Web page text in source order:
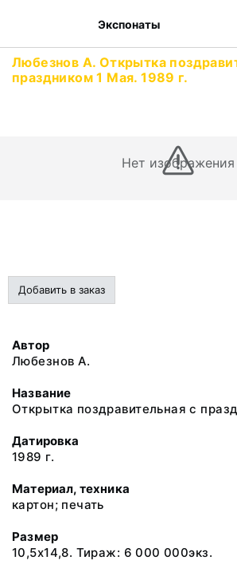
Экспонаты
Любезнов А. Открытка
праздником 1 Мая. 1989 г.
Нет изображения
Добавить в заказ
Автор
Любезнов А.
Название
Открытка поздравительная с
Датировка
1989 г.
Материал, техника
картон; печать
Размер
10,5х14,8. Тираж: 6 000 000экз.